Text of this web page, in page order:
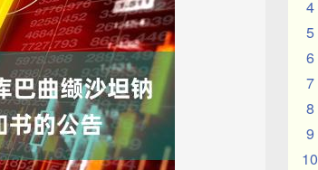
4
5
6
7
8
9
10